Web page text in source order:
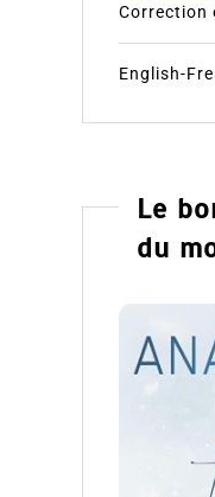
Correction
English-
Le
du